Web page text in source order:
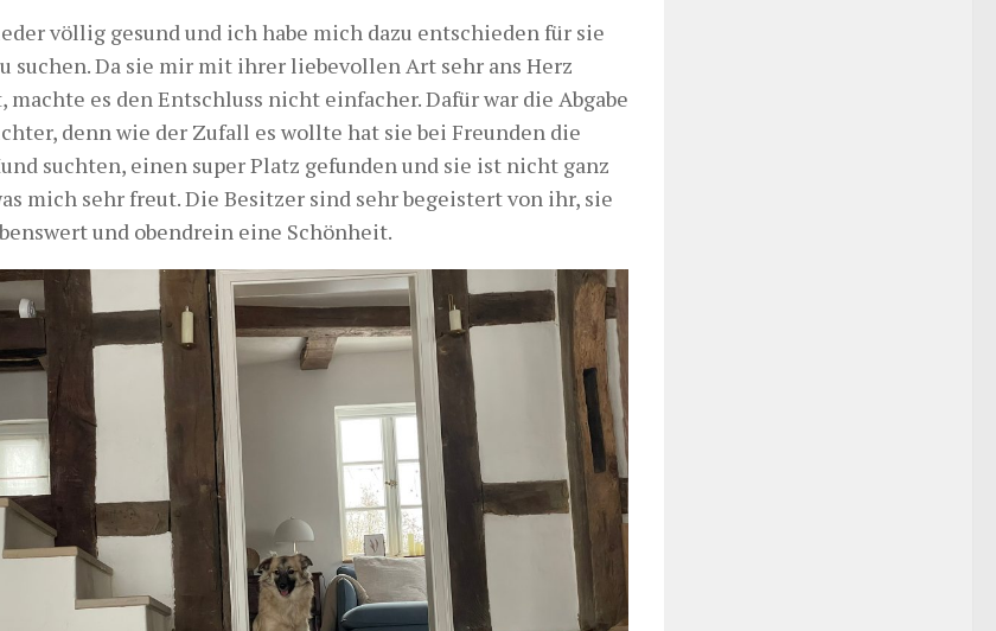
völlig gesund und ich habe mich dazu entschieden für sie
suchen. Da sie mir mit ihrer liebevollen Art sehr ans Herz
machte es den Entschluss nicht einfacher. Dafür war die Abgabe
denn wie der Zufall es wollte hat sie bei Freunden die
suchten, einen super Platz gefunden und sie ist nicht ganz
mich sehr freut. Die Besitzer sind sehr begeistert von ihr, sie
und obendrein eine Schönheit.